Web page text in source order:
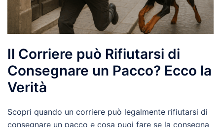
Il Corriere può Rifiutarsi di
Consegnare un Pacco? Ecco la
Verità
Scopri quando un corriere può legalmente rifiutarsi di
consegnare un pacco e cosa puoi fare se la consegna